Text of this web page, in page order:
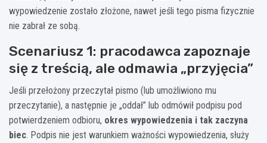
wypowiedzenie zostało złożone, nawet jeśli tego pisma fizycznie
nie zabrał ze sobą.
Scenariusz 1: pracodawca zapoznaje
się z treścią, ale odmawia „przyjęcia”
Jeśli przełożony przeczytał pismo (lub umożliwiono mu
przeczytanie), a następnie je „oddał” lub odmówił podpisu pod
potwierdzeniem odbioru, okres wypowiedzenia i tak zaczyna
biec. Podpis nie jest warunkiem ważności wypowiedzenia, służy